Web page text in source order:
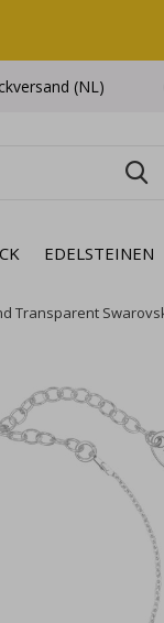
EDELSTEINEN
(NL)
Transparent